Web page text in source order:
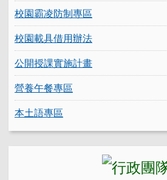
校園霸凌防制專區
校園載具借用辦法
公開授課實施計畫
營養午餐專區
本土語專區